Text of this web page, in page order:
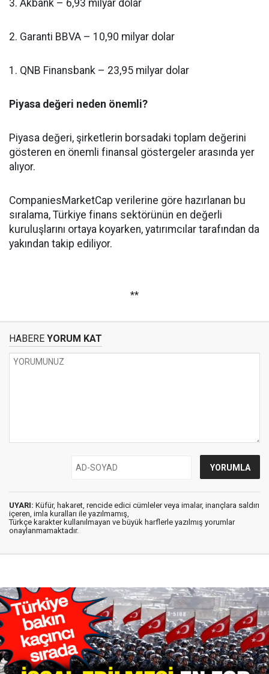
3. Akbank – 6,93 milyar dolar
2. Garanti BBVA – 10,90 milyar dolar
1. QNB Finansbank – 23,95 milyar dolar
Piyasa değeri neden önemli?
Piyasa değeri, şirketlerin borsadaki toplam değerini
gösteren en önemli finansal göstergeler arasında yer
alıyor.
CompaniesMarketCap verilerine göre hazırlanan bu
sıralama, Türkiye finans sektörünün en değerli
kuruluşlarını ortaya koyarken, yatırımcılar tarafından da
yakından takip ediliyor.
**
HABERE YORUM KAT
UYARI: Küfür, hakaret, rencide edici cümleler veya imalar, inançlara saldırı
içeren, imla kuralları ile yazılmamış,
Türkçe karakter kullanılmayan ve büyük harflerle yazılmış yorumlar
onaylanmamaktadır.